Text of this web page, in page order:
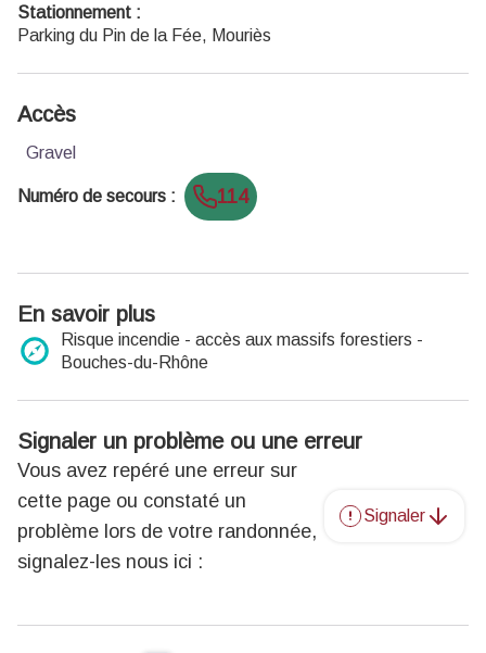
Stationnement :
Parking du Pin de la Fée, Mouriès
Accès
Gravel
Numéro de secours : 114
En savoir plus
Risque incendie - accès aux massifs forestiers -
Bouches-du-Rhône
Signaler un problème ou une erreur
Vous avez repéré une erreur sur
cette page ou constaté un
problème lors de votre randonnée,
signalez-les nous ici :
Signaler